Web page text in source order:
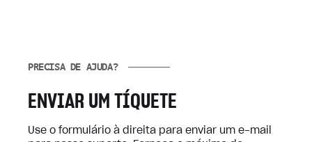
PRECISA DE AJUDA?
ENVIAR UM TÍQUETE
Use o formulário à direita para enviar um e-mail